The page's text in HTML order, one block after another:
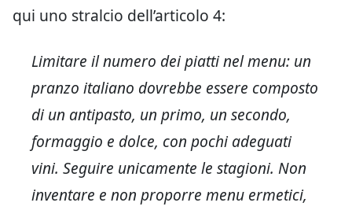
qui uno stralcio dell’articolo 4:
Limitare il numero dei piatti nel menu: un
pranzo italiano dovrebbe essere composto
di un antipasto, un primo, un secondo,
formaggio e dolce, con pochi adeguati
vini. Seguire unicamente le stagioni. Non
inventare e non proporre menu ermetici,